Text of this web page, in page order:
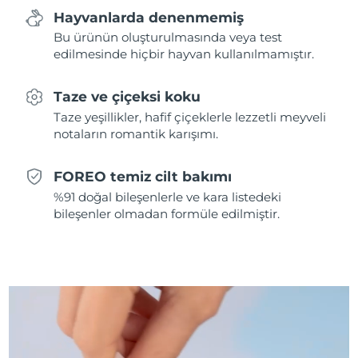
Hayvanlarda denenmemiş
Bu ürünün oluşturulmasında veya test
edilmesinde hiçbir hayvan kullanılmamıştır.
Taze ve çiçeksi koku
Taze yeşillikler, hafif çiçeklerle lezzetli meyveli
notaların romantik karışımı.
FOREO temiz cilt bakımı
%91 doğal bileşenlerle ve kara listedeki
bileşenler olmadan formüle edilmiştir.
Slovakya Tahmini teslim tarihi
Güney Afrika
İspanya Tahmini teslim tarihi
Tahmini teslim tarihi
Tayvan Tahmini teslim tarihi
Tayland Tahmini teslim tarihi